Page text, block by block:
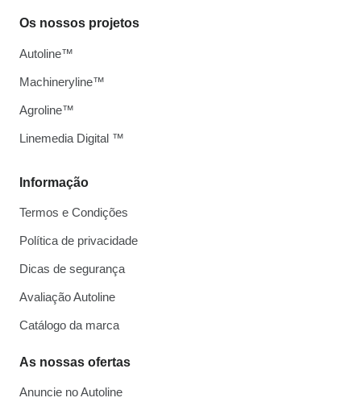
Informação
Termos e Condições
Política de privacidade
Dicas de segurança
Avaliação Autoline
Catálogo da marca
As nossas ofertas
Anuncie no Autoline
Os nossos projetos
Autoline™
Machineryline™
Agroline™
Linemedia Digital ™